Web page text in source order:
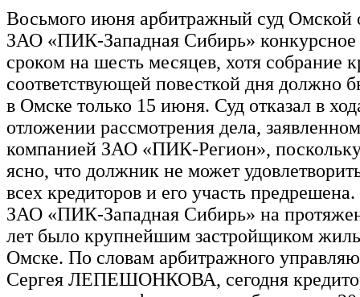
Восьмого июня арбитражный суд Омской
ЗАО «ПИК-Западная Сибирь» конкурсное
сроком на шесть месяцев, хотя собрание
соответствующей повесткой дня должно
в Омске только 15 июня. Суд отказал в
отложении рассмотрения дела,
компанией ЗАО «ПИК-Регион»,
ясно, что должник не может
всех кредиторов и его участь предрешена.
ЗАО «ПИК-Западная Сибирь» на
лет было крупнейшим застройщиком
Омске. По словам арбитражного
Сергея ЛЕПЕШОНКОВА, сегодня